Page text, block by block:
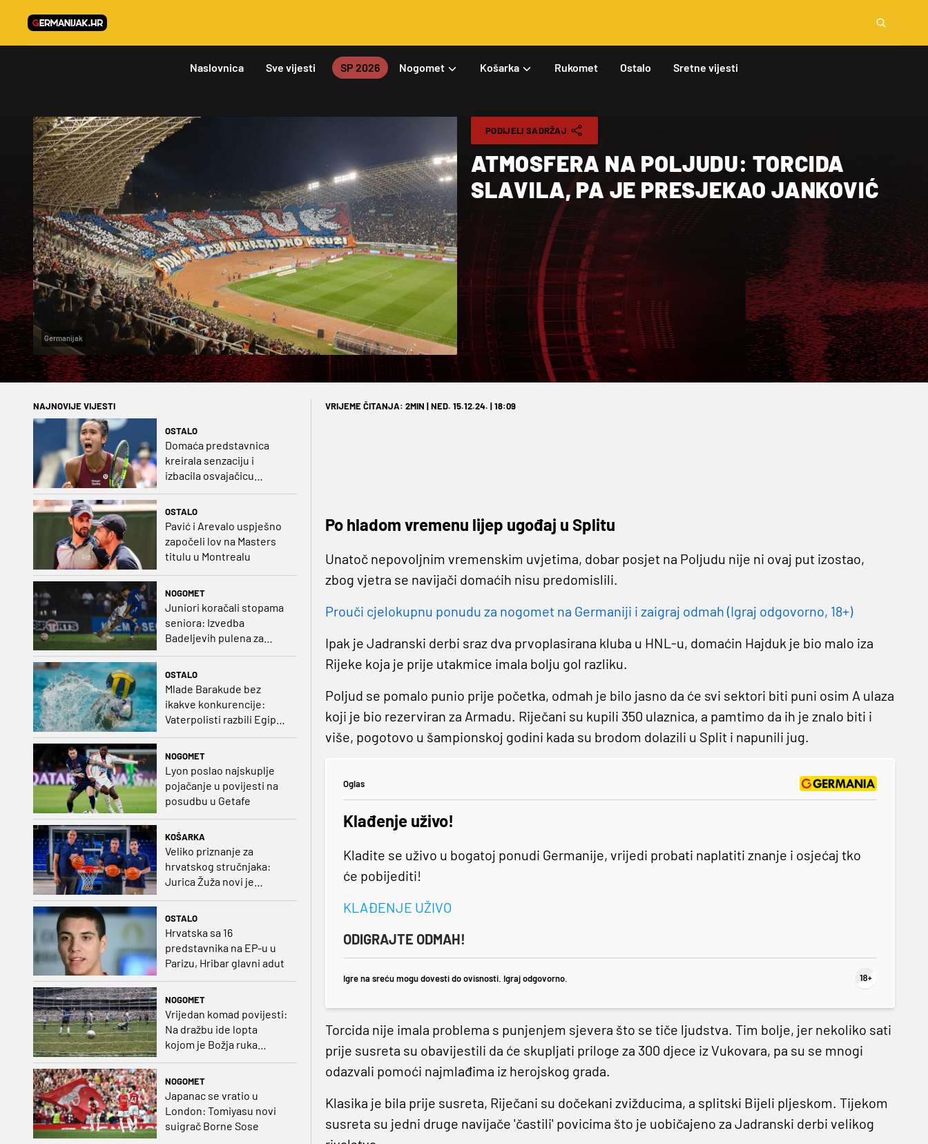
Naslovnica Sve vijesti SP 2026 Nogomet Košarka Rukomet Ostalo Sretne vijesti
Germanijak
PODIJELI SADRŽAJ
ATMOSFERA NA POLJUDU: TORCIDA
SLAVILA, PA JE PRESJEKAO JANKOVIĆ
NAJNOVIJE VIJESTI
OSTALO
Domaća predstavnica
kreirala senzaciju i
izbacila osvajačicu
OSTALO
Pavić i Arevalo uspješno
započeli lov na Masters
titulu u Montrealu
NOGOMET
Juniori koračali stopama
seniora: Izvedba
Badeljevih pulena za
čistu peticu protiv
OSTALO
Mlade Barakude bez
ikakve konkurencije:
Vaterpolisti razbili Egipat
za polufinale SP-a!
NOGOMET
Lyon poslao najskuplje
pojačanje u povijesti na
posudbu u Getafe
KOŠARKA
Veliko priznanje za
hrvatskog stručnjaka:
Jurica Žuža novi je
OSTALO
Hrvatska sa 16
predstavnika na EP-u u
Parizu, Hribar glavni adut
NOGOMET
Vrijedan komad povijesti:
Na dražbu ide lopta
kojom je Božja ruka
NOGOMET
Japanac se vratio u
London: Tomiyasu novi
suigrač Borne Sose
VRIJEME ČITANJA: 2MIN | NED. 15.12.24. | 18:09
Po hladom vremenu lijep ugođaj u Splitu
Unatoč nepovoljnim vremenskim uvjetima, dobar posjet na Poljudu nije ni ovaj put izostao,
zbog vjetra se navijači domaćih nisu predomislili.
Prouči cjelokupnu ponudu za nogomet na Germaniji i zaigraj odmah (Igraj odgovorno, 18+)
Ipak je Jadranski derbi sraz dva prvoplasirana kluba u HNL-u, domaćin Hajduk je bio malo iza
Rijeke koja je prije utakmice imala bolju gol razliku.
Poljud se pomalo punio prije početka, odmah je bilo jasno da će svi sektori biti puni osim A ulaza
koji je bio rezerviran za Armadu. Riječani su kupili 350 ulaznica, a pamtimo da ih je znalo biti i
više, pogotovo u šampionskoj godini kada su brodom dolazili u Split i napunili jug.
Oglas
Klađenje uživo!
Kladite se uživo u bogatoj ponudi Germanije, vrijedi probati naplatiti znanje i osjećaj tko
će pobijediti!
KLAĐENJE UŽIVO
ODIGRAJTE ODMAH!
Igre na sreću mogu dovesti do ovisnosti. Igraj odgovorno.
Torcida nije imala problema s punjenjem sjevera što se tiče ljudstva. Tim bolje, jer nekoliko sati
prije susreta su obavijestili da će skupljati priloge za 300 djece iz Vukovara, pa su se mnogi
odazvali pomoći najmlađima iz herojskog grada.
Klasika je bila prije susreta, Riječani su dočekani zvižducima, a splitski Bijeli pljeskom. Tijekom
susreta su jedni druge navijače 'častili' povicima što je uobičajeno za Jadranski derbi velikog